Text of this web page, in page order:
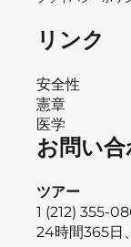
リンク
安全性
憲章
医学
お問い
ツアー
1 (212) 355-
24時間365日